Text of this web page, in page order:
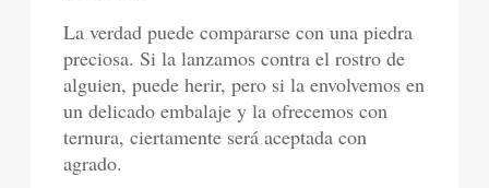
La verdad puede compararse con una piedra
preciosa. Si la lanzamos contra el rostro de
alguien, puede herir, pero si la envolvemos en
un delicado embalaje y la ofrecemos con
ternura, ciertamente será aceptada con
agrado.